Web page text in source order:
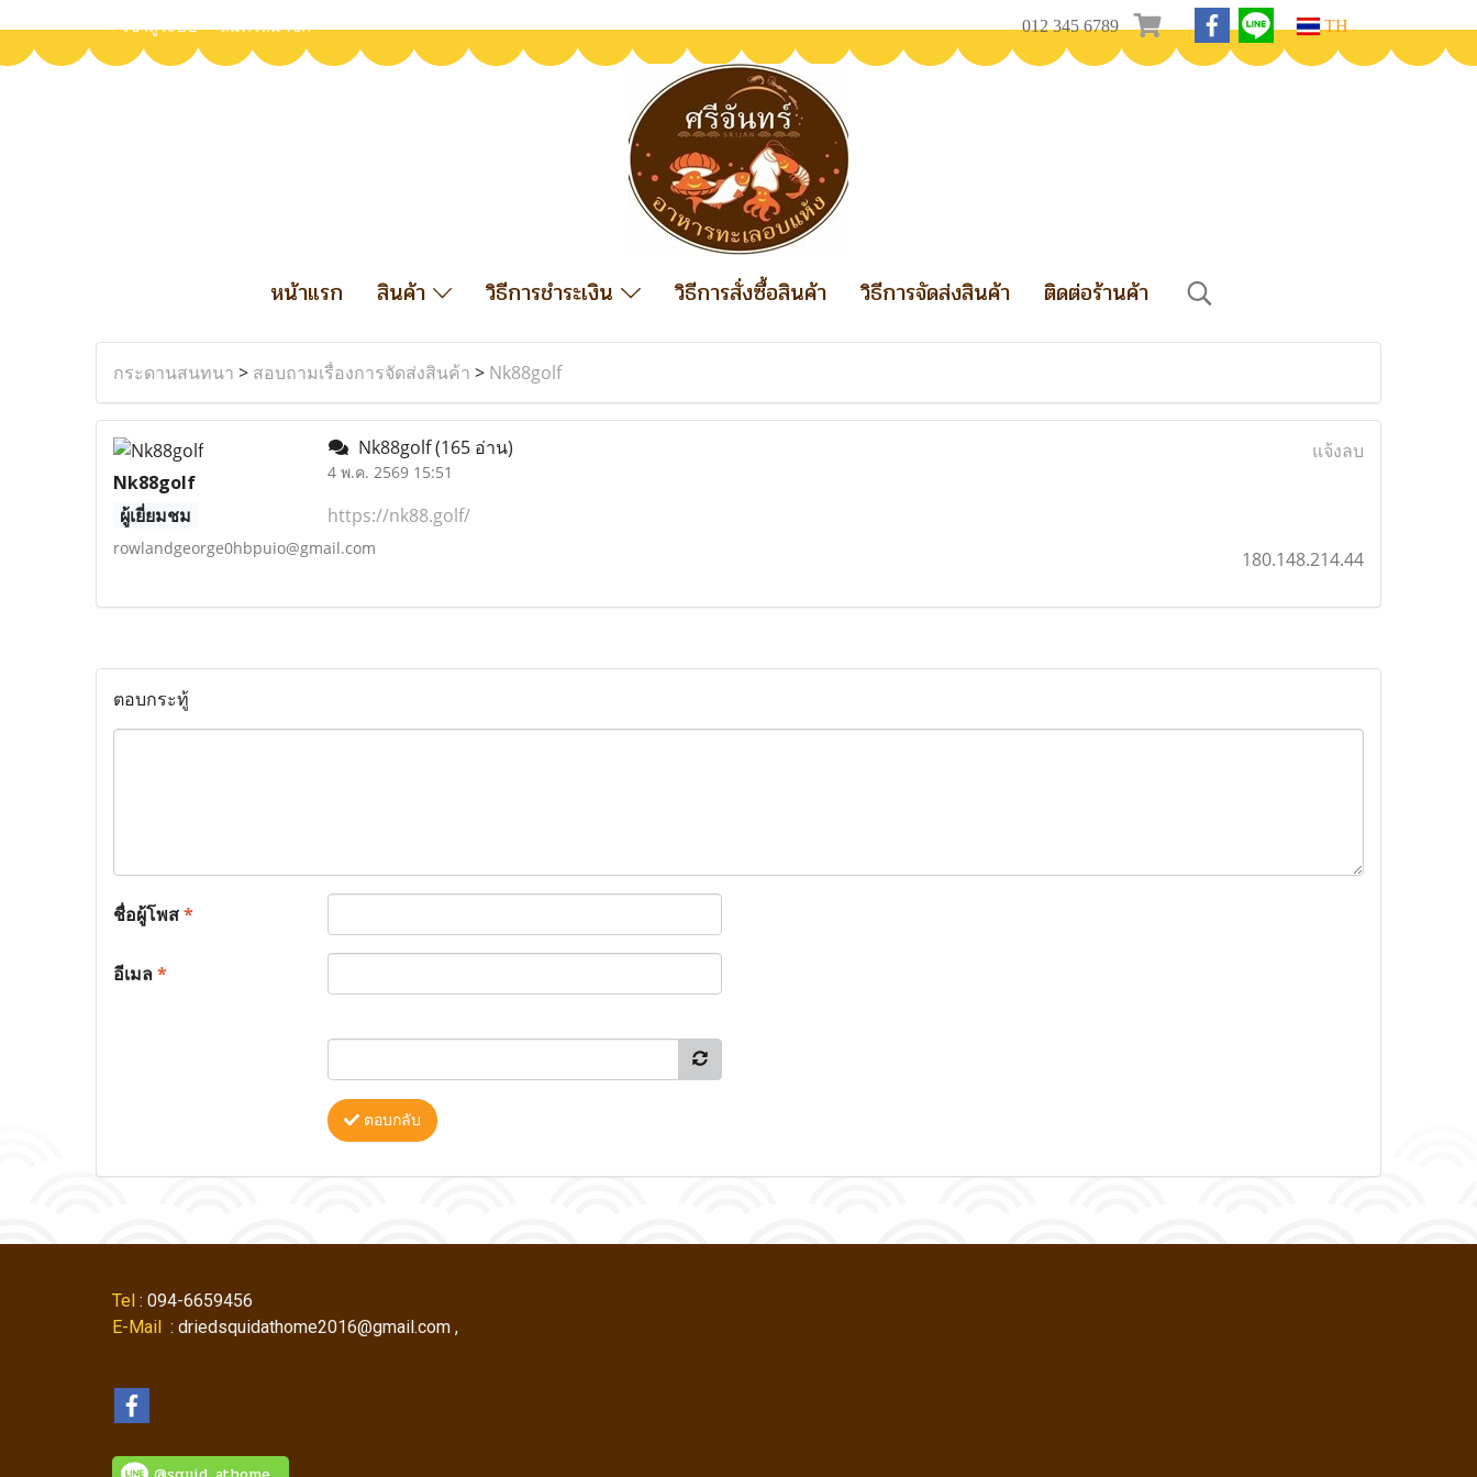
เข้าสู่ระบบ สมัครสมาชิก 012 345 6789 TH
หน้าแรก สินค้า วิธีการชำระเงิน วิธีการสั่งซื้อสินค้า วิธีการจัดส่งสินค้า ติดต่อร้านค้า
กระดานสนทนา > สอบถามเรื่องการจัดส่งสินค้า > Nk88golf
Nk88golf
ผู้เยี่ยมชม
rowlandgeorge0hbpuio@gmail.com
Nk88golf(165 อ่าน)
4 พ.ค. 2569 15:51
แจ้งลบ
https://nk88.golf/
180.148.214.44
ตอบกระทู้
ชื่อผู้โพส*
อีเมล*
ตอบกลับ
Tel : 094-6659456
E-Mail : driedsquidathome2016@gmail.com ,